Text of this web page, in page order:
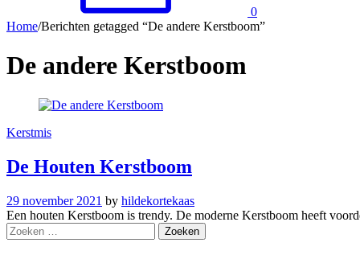
0
Home/Berichten getagged “De andere Kerstboom”
De andere Kerstboom
Kerstmis
De Houten Kerstboom
29 november 2021 by hildekortekaas
Een houten Kerstboom is trendy. De moderne Kerstboom heeft
Zoeken
naar: